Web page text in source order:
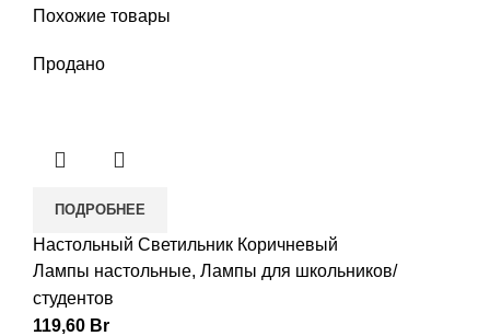
Похожие товары
Продано
ПОДРОБНЕЕ
Настольный Светильник Коричневый
Лампы настольные, Лампы для школьников/
студентов
119,60 Br